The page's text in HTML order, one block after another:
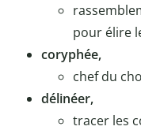
pour élire
coryphée,
chef du
délinéer,
tracer les